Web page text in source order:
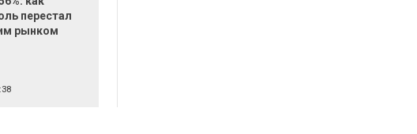
перестал
рынком